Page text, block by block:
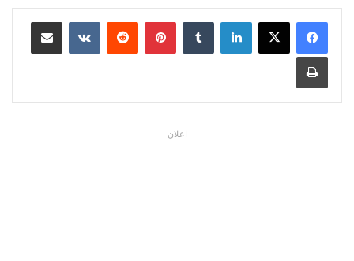
لينكدإن بينتيريست مشاركة عبر البريد
طباعة
اعلان